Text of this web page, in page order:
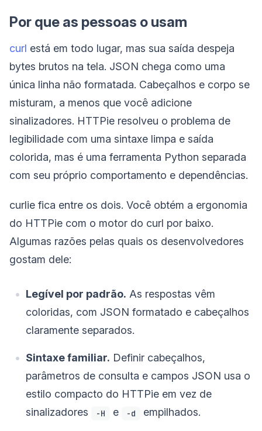
Por que as pessoas o usam
curl está em todo lugar, mas sua saída despeja
bytes brutos na tela. JSON chega como uma
única linha não formatada. Cabeçalhos e corpo se
misturam, a menos que você adicione
sinalizadores. HTTPie resolveu o problema de
legibilidade com uma sintaxe limpa e saída
colorida, mas é uma ferramenta Python separada
com seu próprio comportamento e dependências.
curlie fica entre os dois. Você obtém a ergonomia
do HTTPie com o motor do curl por baixo.
Algumas razões pelas quais os desenvolvedores
gostam dele:
Legível por padrão. As respostas vêm
coloridas, com JSON formatado e cabeçalhos
claramente separados.
Sintaxe familiar. Definir cabeçalhos,
parâmetros de consulta e campos JSON usa o
estilo compacto do HTTPie em vez de
sinalizadores
-H e -d empilhados.